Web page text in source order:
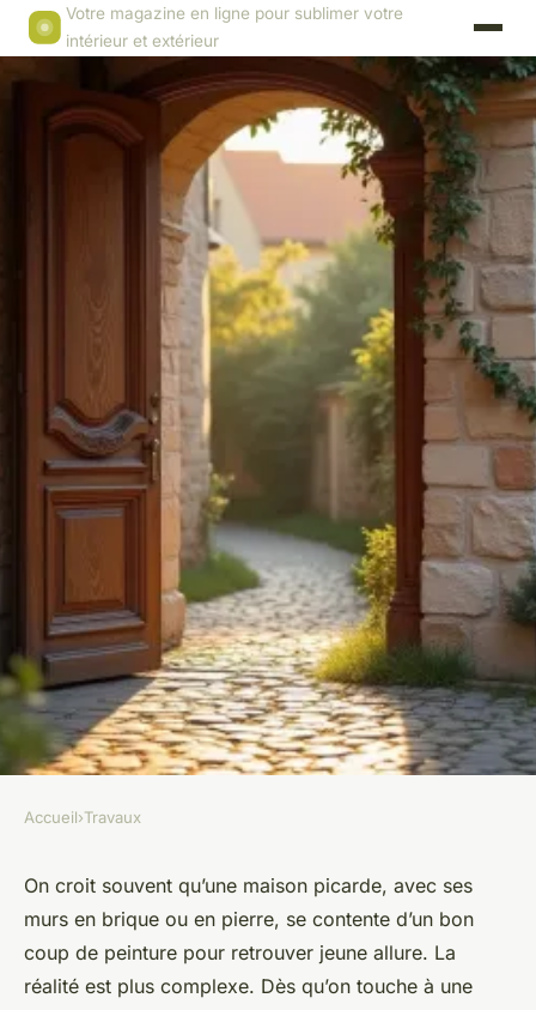
Votre magazine en ligne pour sublimer votre
intérieur et extérieur
Rénovation maison à Amiens :
comment éviter les pièges
courants ?
Accueil›Travaux
On croit souvent qu’une maison picarde, avec ses
murs en brique ou en pierre, se contente d’un bon
coup de peinture pour retrouver jeune allure. La
réalité est plus complexe. Dès qu’on touche à une